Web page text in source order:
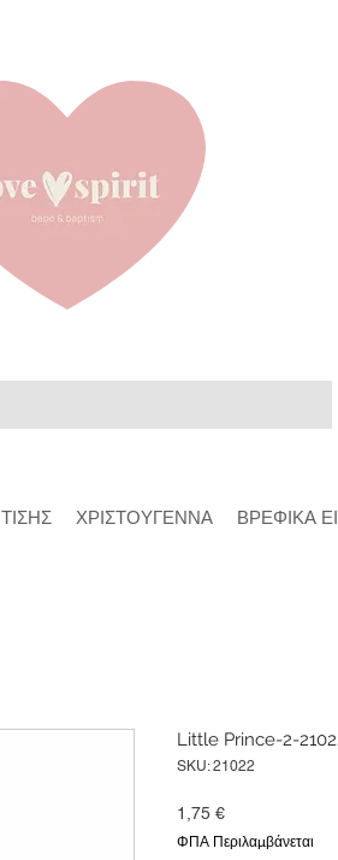
Little Prince-2-
SKU: 21022
1,75 €Τιμή
ΦΠΑ Περιλαμβάνεται
ΧΡΙΣΤΟΥΓΕΝΝΑ ΒΡΕΦΙΚΑ